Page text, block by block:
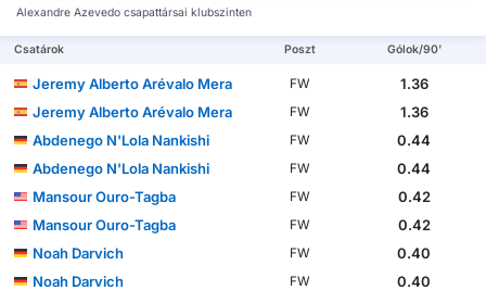
Alexandre Azevedo csapattársai klubszinten
Csatárok Poszt Gólok/90'
Jeremy Alberto Arévalo Mera FW
1.36
Jeremy Alberto Arévalo Mera
FW
1.36
Abdenego N'Lola Nankishi
FW
0.44
Abdenego N'Lola Nankishi
FW
0.44
Mansour Ouro-Tagba
FW
0.42
Mansour Ouro-Tagba
FW
0.42
Noah Darvich
FW
0.40
Noah Darvich
FW
0.40